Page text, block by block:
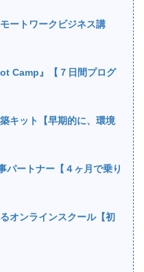
ートワークビジネス講
Camp』【７日間プログ
キット【早期的に、環境
パートナー【４ヶ月で乗り
オンラインスクール【初